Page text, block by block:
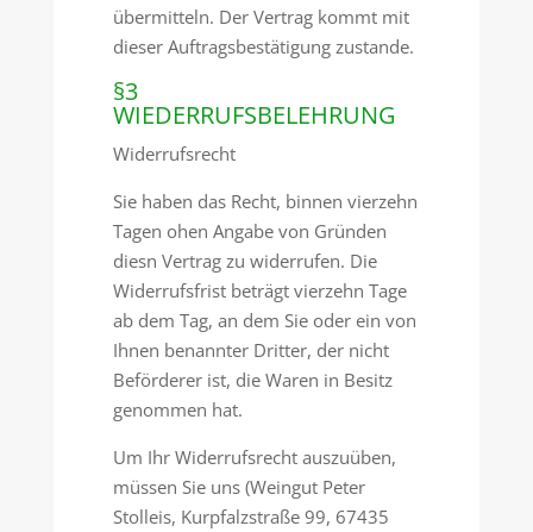
übermitteln. Der Vertrag kommt mit
dieser Auftragsbestätigung zustande.
§3
WIEDERRUFSBELEHRUNG
Widerrufsrecht
Sie haben das Recht, binnen vierzehn
Tagen ohen Angabe von Gründen
diesn Vertrag zu widerrufen. Die
Widerrufsfrist beträgt vierzehn Tage
ab dem Tag, an dem Sie oder ein von
Ihnen benannter Dritter, der nicht
Beförderer ist, die Waren in Besitz
genommen hat.
Um Ihr Widerrufsrecht auszuüben,
müssen Sie uns (Weingut Peter
Stolleis, Kurpfalzstraße 99, 67435